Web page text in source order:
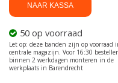
NAAR KASSA
50 op voorraad